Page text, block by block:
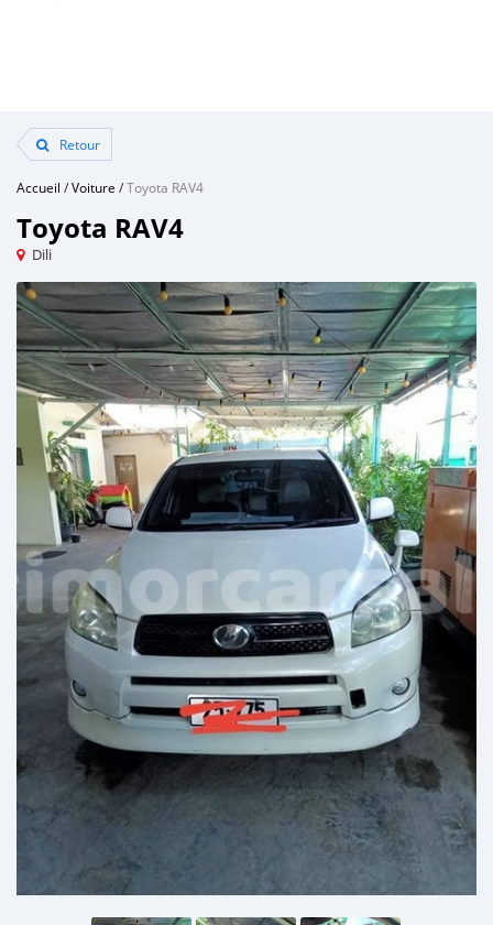
Retour
Accueil /Voiture /Toyota RAV4
Toyota RAV4
Dili